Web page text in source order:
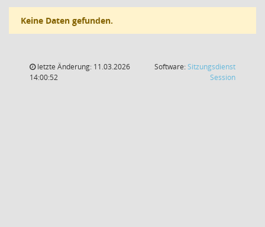
Keine Daten gefunden.
letzte Änderung: 11.03.2026
14:00:52
Software:Sitzungsdienst
Session(Wird in